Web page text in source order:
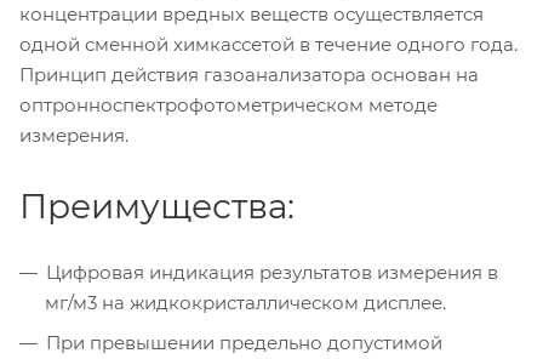
концентрации вредных веществ осуществляется
одной сменной химкассетой в течение одного года.
Принцип действия газоанализатора основан на
оптронноспектрофотометрическом методе
измерения.
Преимущества:
Цифровая индикация результатов измерения в
мг/м3 на жидкокристаллическом дисплее.
При превышении предельно допустимой